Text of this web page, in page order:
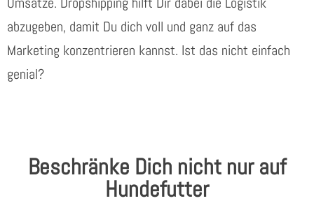
abzugeben, damit Du dich voll und ganz auf das
Marketing konzentrieren kannst. Ist das nicht einfach
genial?
Beschränke Dich nicht nur auf
Hundefutter